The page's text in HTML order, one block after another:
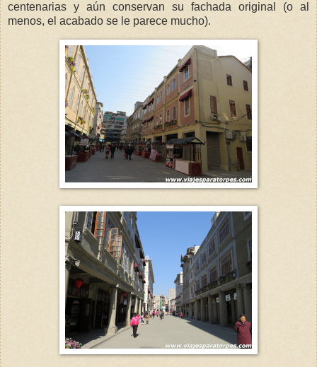
centenarias y aún conservan su fachada original (o al
menos, el acabado se le parece mucho).